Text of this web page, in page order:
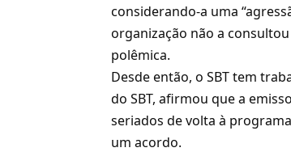
considerando-a uma
organização não a
polêmica.
Desde então, o SBT tem
do SBT, afirmou que a
seriados de volta à
um acordo.